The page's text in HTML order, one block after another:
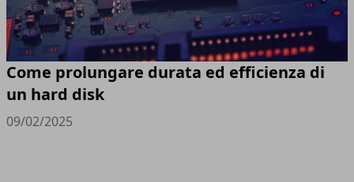
Come prolungare durata ed efficienza di
un hard disk
09/02/2025